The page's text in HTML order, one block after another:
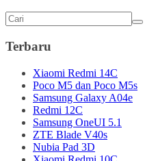
Terbaru
Xiaomi Redmi 14C
Poco M5 dan Poco M5s
Samsung Galaxy A04e
Redmi 12C
Samsung OneUI 5.1
ZTE Blade V40s
Nubia Pad 3D